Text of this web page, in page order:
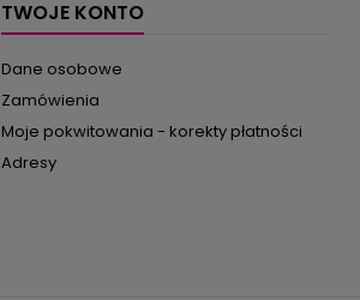
TWOJE KONTO
Dane osobowe
Zamówienia
Moje pokwitowania - korekty płatności
Adresy